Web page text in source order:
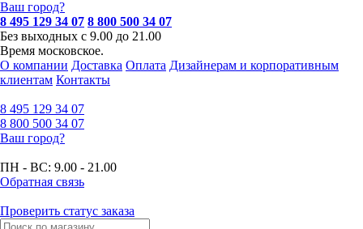
Ваш город?
8 495 129 34 07 8 800 500 34 07
Без выходных с 9.00 до 21.00
Время московское.
О компании Доставка Оплата Дизайнерам и корпоративным
клиентам Контакты
8 495 129 34 07
8 800 500 34 07
Ваш город?
ПН - ВС: 9.00 - 21.00
Обратная связь
Проверить статус заказа